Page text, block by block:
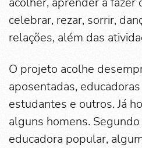
celebrar, rezar, sorrir,
relações, além das
O projeto acolhe
aposentadas,
estudantes e outros. Já
alguns homens.
educadora popular,